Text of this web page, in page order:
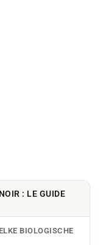
: LE GUIDE
BIOLOGISCHE